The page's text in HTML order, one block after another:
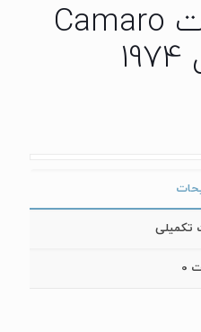
خودرو شورولت Camaro
تکمیلی
0